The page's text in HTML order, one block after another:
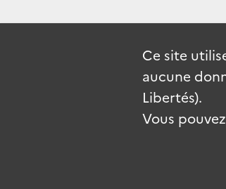
Ce site
aucune
Libertés).
Vous